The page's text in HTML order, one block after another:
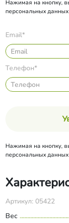
Нажимая на кнопку,
персональных
Email*
Телефон*
Нажимая на кнопку,
персональных
Артикул: 05422
Вес